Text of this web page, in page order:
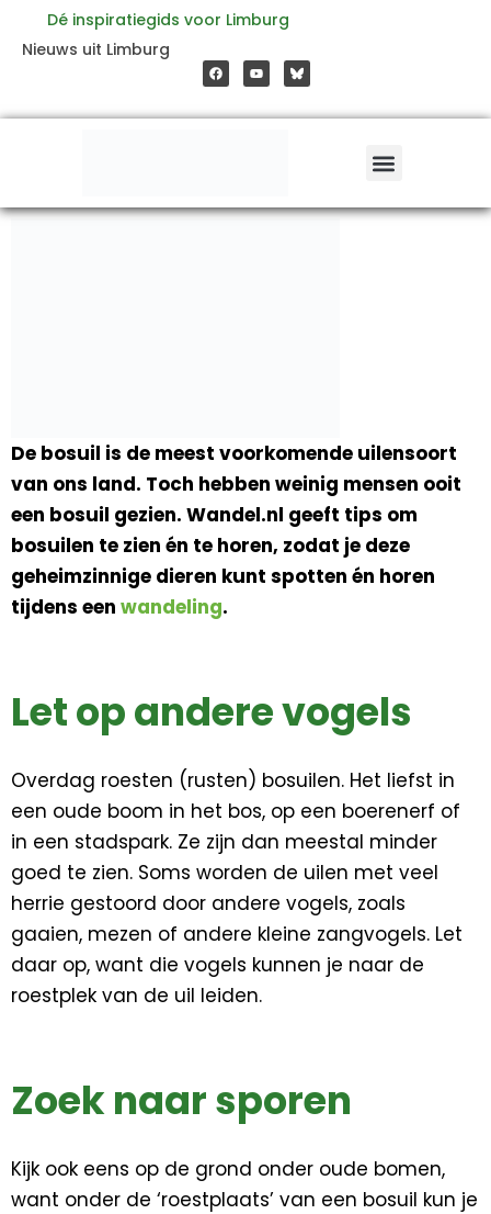
inhoud
Dé inspiratiegids voor Limburg
Nieuws uit Limburg
a
c
e
o
o
o
u
t
b
e
De bosuil is de meest voorkomende uilensoort
van ons land. Toch hebben weinig mensen ooit
een bosuil gezien. Wandel.nl geeft tips om
bosuilen te zien én te horen, zodat je deze
geheimzinnige dieren kunt spotten én horen
tijdens een wandeling.
Let op andere vogels
Overdag roesten (rusten) bosuilen. Het liefst in
een oude boom in het bos, op een boerenerf of
in een stadspark. Ze zijn dan meestal minder
goed te zien. Soms worden de uilen met veel
herrie gestoord door andere vogels, zoals
gaaien, mezen of andere kleine zangvogels. Let
daar op, want die vogels kunnen je naar de
roestplek van de uil leiden.
Zoek naar sporen
Kijk ook eens op de grond onder oude bomen,
want onder de ‘roestplaats’ van een bosuil kun je